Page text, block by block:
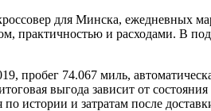
для Минска, ежедневных
практичностью и расходами. В
пробег 74.067 миль,
выгода зависит от
истории и затратам после